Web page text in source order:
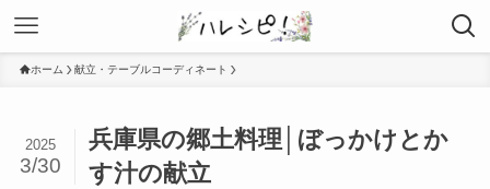
ホーム 献立・テーブルコーディネート
兵庫県の郷土料理│ぼっかけとか
す汁の献立
2025
3/30